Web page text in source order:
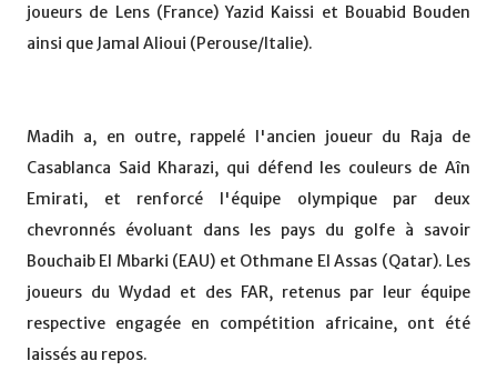
joueurs de Lens (France) Yazid Kaissi et Bouabid Bouden
ainsi que Jamal Alioui (Perouse/Italie).
Madih a, en outre, rappelé l'ancien joueur du Raja de
Casablanca Said Kharazi, qui défend les couleurs de Aîn
Emirati, et renforcé l'équipe olympique par deux
chevronnés évoluant dans les pays du golfe à savoir
Bouchaib El Mbarki (EAU) et Othmane El Assas (Qatar). Les
joueurs du Wydad et des FAR, retenus par leur équipe
respective engagée en compétition africaine, ont été
laissés au repos.